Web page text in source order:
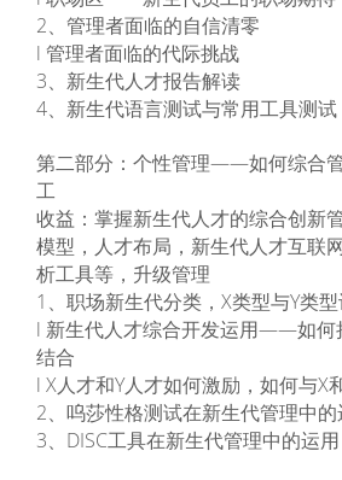
2、管理者面临的自信清零
l 管理者面临的代际挑战
3、新生代人才报告解读
4、新生代语言测试与常用工具测试
第二部分：个性管理——如何综合
工
收益：掌握新生代人才的综合创新
模型，人才布局，新生代人才互联
析工具等，升级管理
1、职场新生代分类，X类型与Y类
l 新生代人才综合开发运用——如何
结合
l X人才和Y人才如何激励，如何与X
2、呜莎性格测试在新生代管理中的
3、DISC工具在新生代管理中的运用